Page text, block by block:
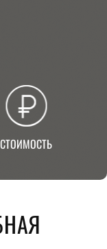
СТОИМОСТЬ